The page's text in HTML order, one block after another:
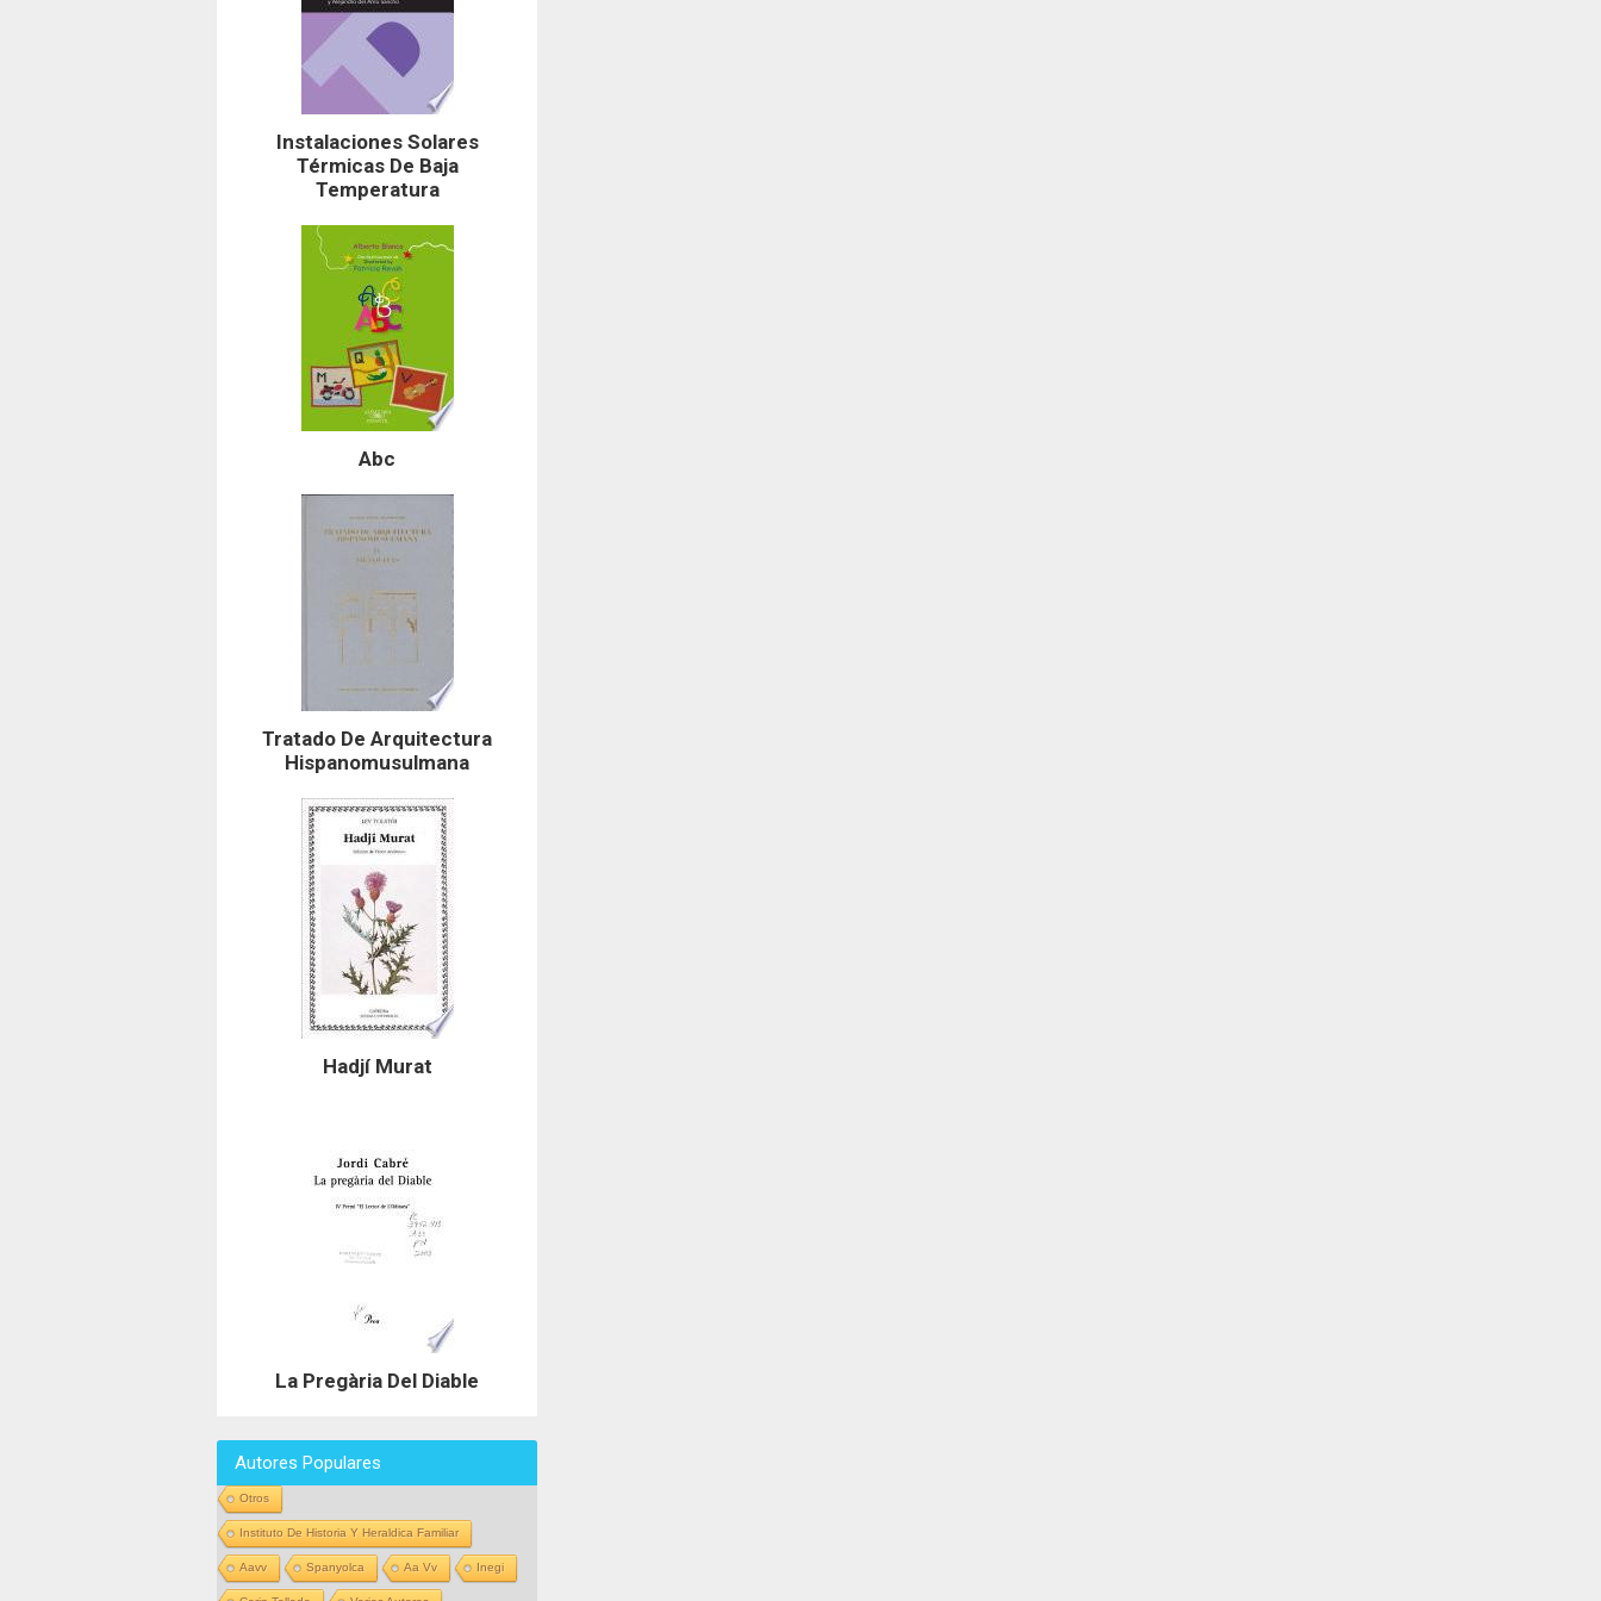
Instalaciones Solares
Térmicas De Baja
Temperatura
Abc
Tratado De Arquitectura
Hispanomusulmana
Hadjí Murat
La Pregària Del Diable
Autores Populares
Otros
Instituto De Historia Y Heraldica Familiar
Aavv Spanyolca Aa Vv Inegi